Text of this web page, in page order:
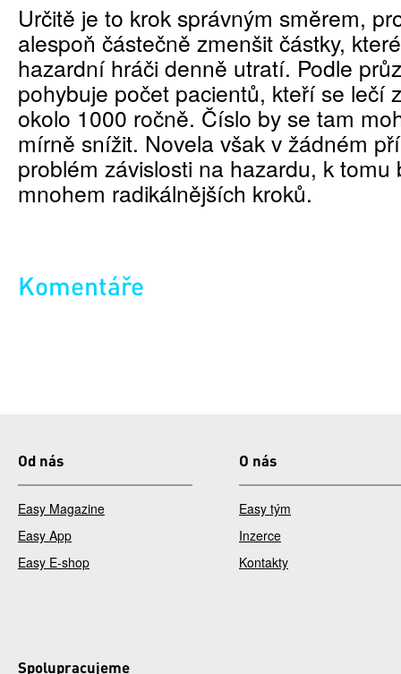
Určitě je to krok správným směrem,
alespoň částečně zmenšit částky,
hazardní hráči denně utratí. Podle
pohybuje počet pacientů, kteří se lečí
okolo 1000 ročně. Číslo by se tam
mírně snížit. Novela však v žádném
problém závislosti na hazardu, k tomu
mnohem radikálnějších kroků.
Komentáře
Od nás
Easy Magazine
Easy App
Easy E-shop
O nás
Easy tým
Inzerce
Kontakty
Spolupracujeme